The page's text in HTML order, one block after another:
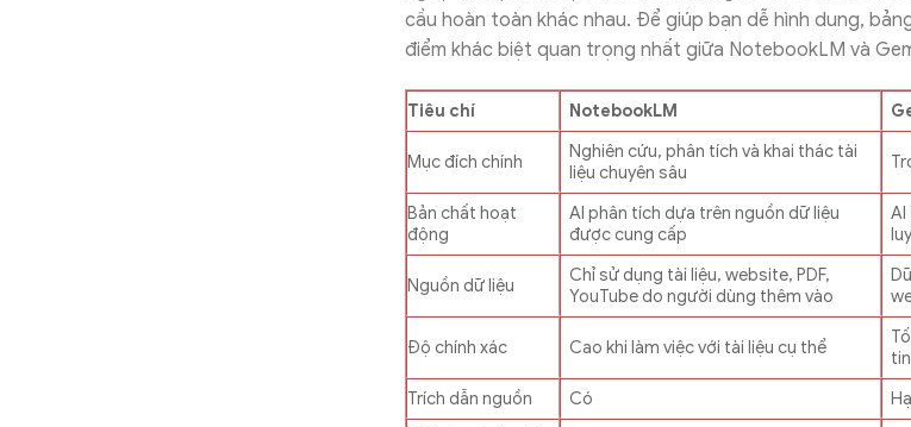
cầu hoàn toàn khác nhau. Để giúp bạn dễ hình dung,
điểm khác biệt quan trọng nhất giữa NotebookLM và
Tiêu chí NotebookLM
Mục đích chính
Nghiên cứu, phân tích và khai thác tài
liệu chuyên sâu
Bản chất hoạt
động
AI phân tích dựa trên nguồn dữ liệu
được cung cấp
AI
Nguồn dữ liệu
Chỉ sử dụng tài liệu, website, PDF,
YouTube do người dùng thêm vào
Độ chính xác Cao khi làm việc với tài liệu cụ thể
Trích dẫn nguồn
Có